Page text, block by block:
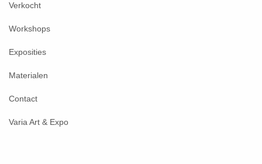
Verkocht
Workshops
Exposities
Materialen
Contact
Varia Art & Expo